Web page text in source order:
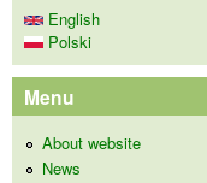
English
Polski
Menu
About website
News